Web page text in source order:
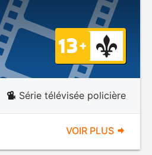
Série télévisée policière
VOIR PLUS